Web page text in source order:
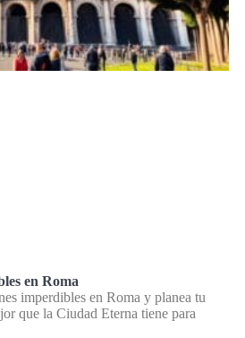
en Roma
imperdibles en Roma y planea tu
que la Ciudad Eterna tiene para